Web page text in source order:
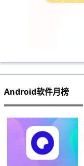
Android软件月榜